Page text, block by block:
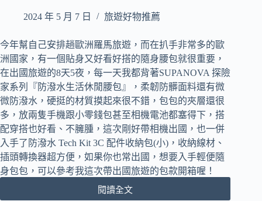
膚
漆
斜
背
包
｜
實
用
配
件
一
次
到
位！
2024 年 5 月 7 日 旅遊好物推薦
今年幫自己安排趟歐洲羅馬旅遊，而在扒手非常多的歐
洲國家，有一個貼身又好看好搭的隨身腰包就很重要，
在出國旅遊的8天5夜，每一天我都背著SUPANOVA 探險
家系列『防潑水生活休閒腰包』，柔韌防髒面料還有微
微防潑水，硬挺的材質摸起來很不錯，包包的夾層還很
多，放兩隻手機跟小零錢包甚至相機電池都塞得下，搭
配穿搭也好看、不臃腫，這次剛好帶相機出國，也一併
入手了防潑水 Tech Kit 3C 配件收納包(小)，收納線材、
插頭轉換器超方便，如果你也常出國，想要入手輕便隨
身包包，可以參考我這次帶出國旅遊的包款開箱喔！
閱讀全文
美